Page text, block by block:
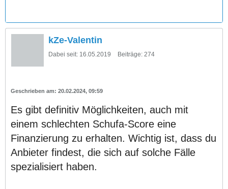
kZe-Valentin
Dabei seit: 16.05.2019 Beiträge: 274
20.02.2024, 09:59
Es gibt definitiv Möglichkeiten, auch mit
einem schlechten Schufa-Score eine
Finanzierung zu erhalten. Wichtig ist, dass du
Anbieter findest, die sich auf solche Fälle
spezialisiert haben.